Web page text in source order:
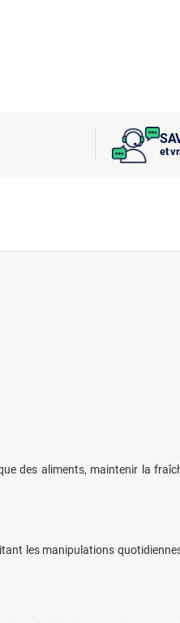
et
des aliments, maintenir la
les manipulations